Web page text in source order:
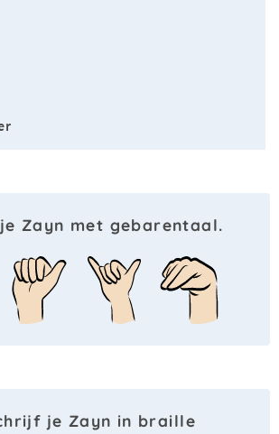
Zayn met gebarentaal.
je Zayn in braille